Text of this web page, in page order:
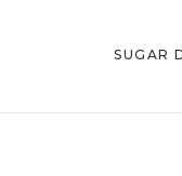
SUGAR